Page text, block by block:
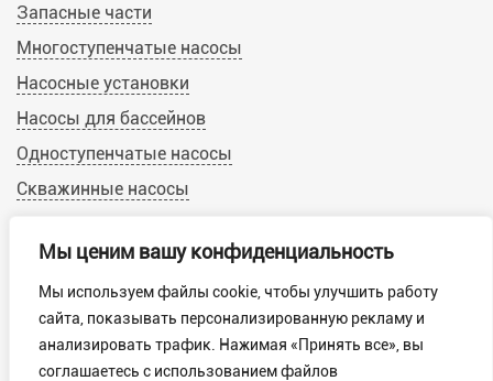
Мы ценим вашу конфиденциальность
Мы используем файлы cookie, чтобы улучшить работу
сайта, показывать персонализированную рекламу и
анализировать трафик. Нажимая «Принять все», вы
соглашаетесь с использованием файлов
Запасные части
Многоступенчатые насосы
Насосные установки
Насосы для бассейнов
Одноступенчатые насосы
Скважинные насосы
© 2019-2022 Calpeda-Russia.ru
Пользовательское соглашение
Обработка персональных данных